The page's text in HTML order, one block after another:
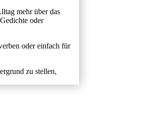
mehr über das
oder
oder einfach für
zu stellen,